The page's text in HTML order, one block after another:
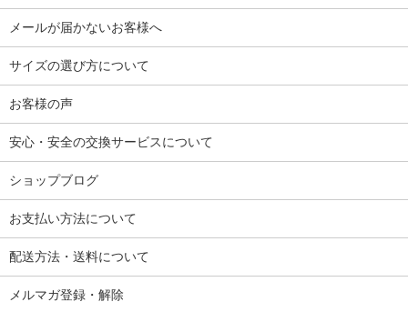
メールが届かないお客様へ
サイズの選び方について
お客様の声
安心・安全の交換サービスについて
ショップブログ
お支払い方法について
配送方法・送料について
メルマガ登録・解除